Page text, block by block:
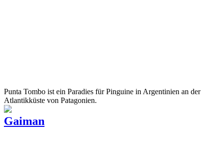
Punta Tombo ist ein Paradies für Pinguine in Argentinien an der
Atlantikküste von Patagonien.
Gaiman